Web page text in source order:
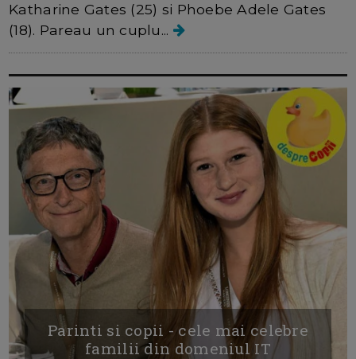
Katharine Gates (25) si Phoebe Adele Gates
(18). Pareau un cuplu...
Parinti si copii - cele mai celebre
familii din domeniul IT